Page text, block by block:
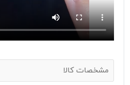
مشخصات کالا